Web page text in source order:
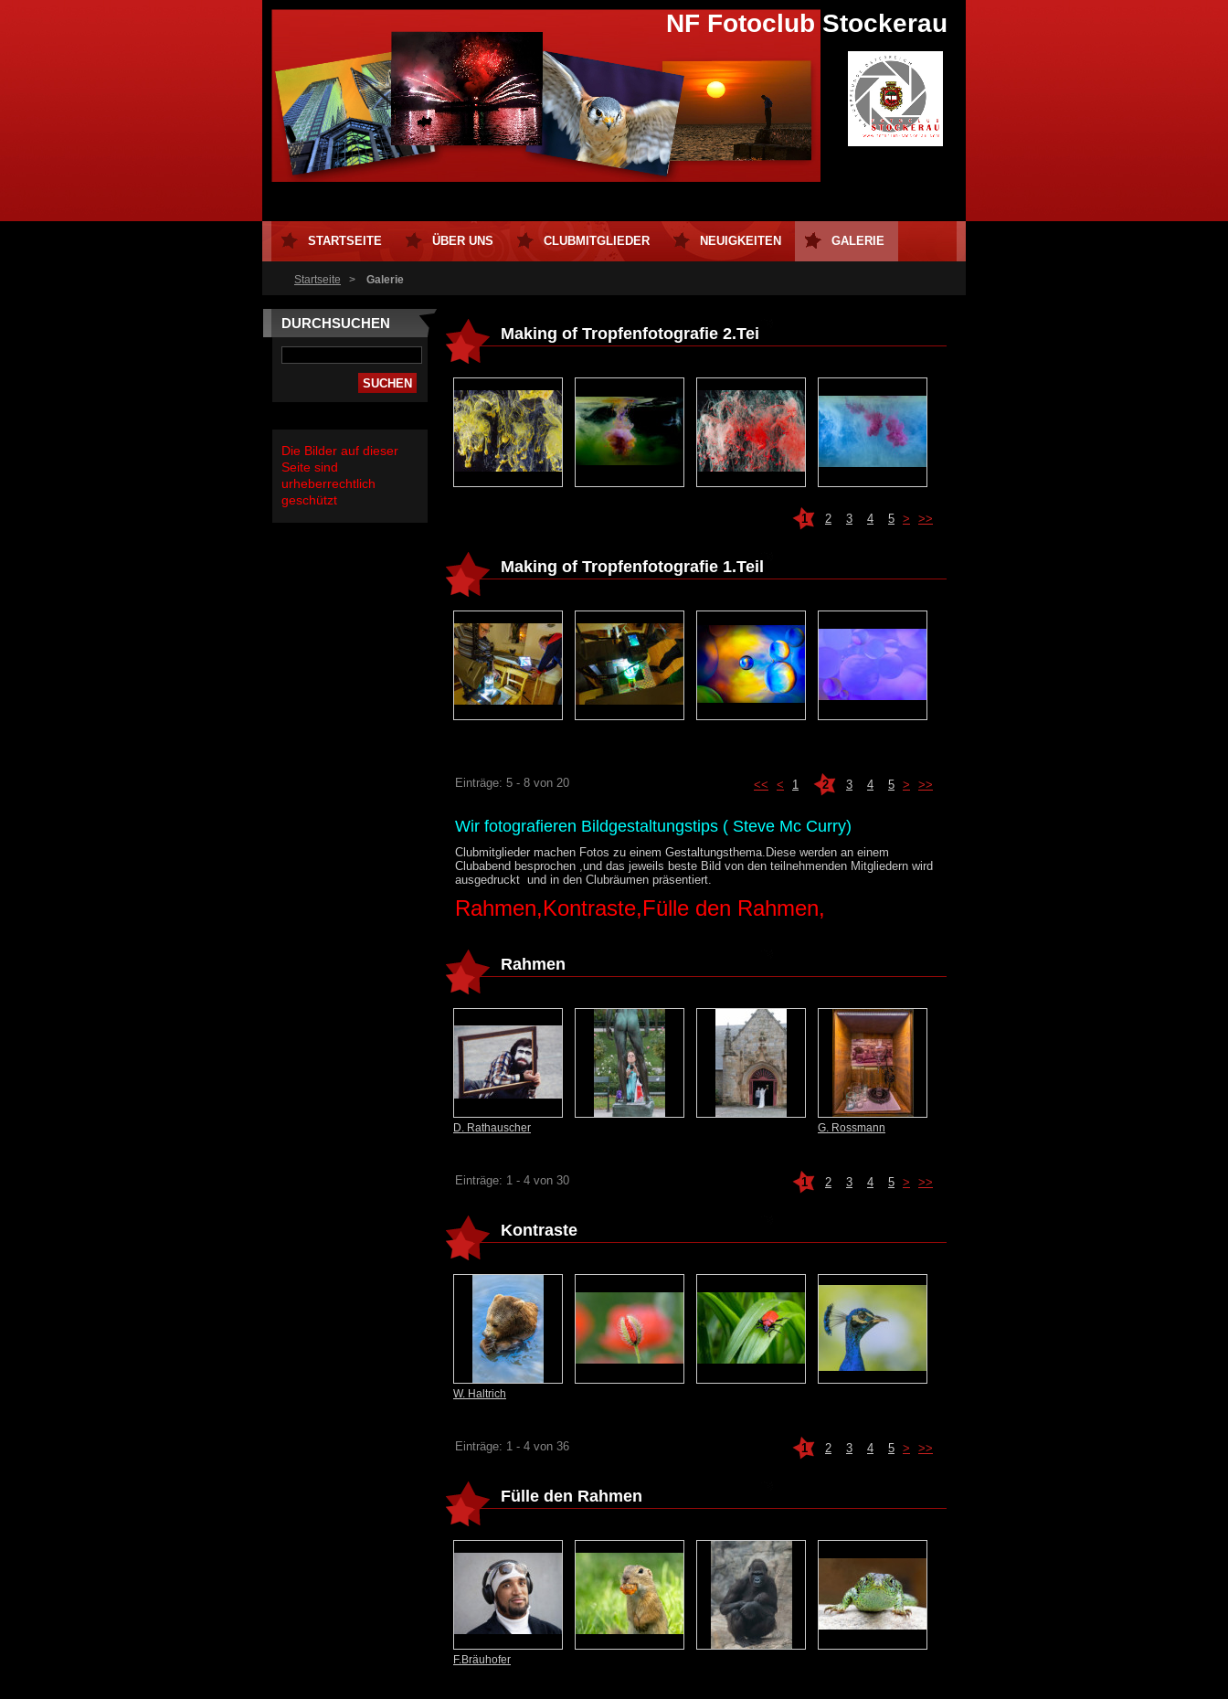
NF Fotoclub Stockerau
Startseite > Galerie
DURCHSUCHEN
Die Bilder auf dieser
Seite sind
urheberrechtlich
geschützt
Making of Tropfenfotografie 2.Tei
1 2 3 4 5 > >>
Making of Tropfenfotografie 1.Teil
Einträge: 5 - 8 von 20 << < 1 2 3 4 5 > >>
Wir fotografieren Bildgestaltungstips ( Steve Mc Curry)
Clubmitglieder machen Fotos zu einem Gestaltungsthema.Diese werden an einem
Clubabend besprochen ,und das jeweils beste Bild von den teilnehmenden Mitgliedern wird
ausgedruckt und in den Clubräumen präsentiert.
Rahmen,Kontraste,Fülle den Rahmen,
Rahmen
D. Rathauscher G. Rossmann
Einträge: 1 - 4 von 30 1 2 3 4 5 > >>
Kontraste
W. Haltrich
Einträge: 1 - 4 von 36 1 2 3 4 5 > >>
Fülle den Rahmen
F.Bräuhofer
STARTSEITE ÜBER UNS CLUBMITGLIEDER NEUIGKEITEN GALERIE